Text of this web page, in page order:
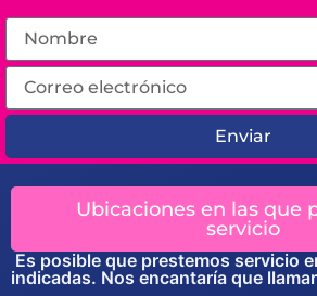
Enviar
Ubicaciones en las que
servicio
Es posible que prestemos servicio
indicadas. Nos encantaría que